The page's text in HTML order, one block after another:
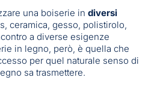
una boiserie in diversi
ceramica, gesso, polistirolo,
a diverse esigenze
in legno, però, è quella che
per quel naturale senso di
sa trasmettere.